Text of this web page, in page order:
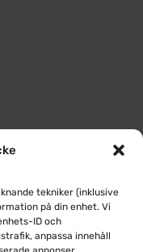
tekniker (inklusive
på din enhet. Vi
ID och
anpassa innehåll